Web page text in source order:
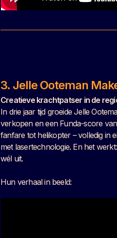
3. Jelle Ooteman
Creatieve krachtpatser in de
In drie jaar tijd groeide Jelle
verkopen en een Funda-score
fanfare tot helikopter – volledig in
met lasertechnologie. En het
wél uit.
Hun verhaal in beeld: